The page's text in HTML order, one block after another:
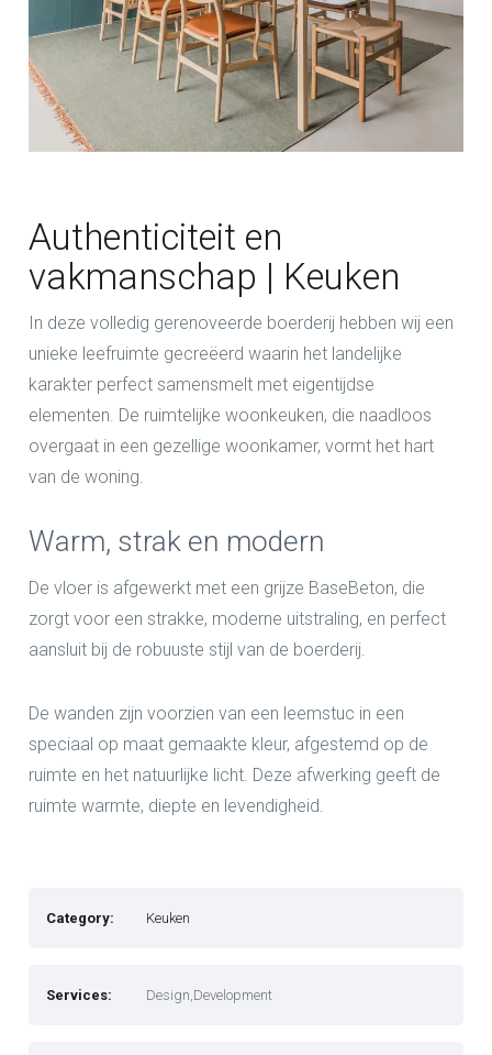
Authenticiteit en
vakmanschap | Keuken
In deze volledig gerenoveerde boerderij hebben wij een
unieke leefruimte gecreëerd waarin het landelijke
karakter perfect samensmelt met eigentijdse
elementen. De ruimtelijke woonkeuken, die naadloos
overgaat in een gezellige woonkamer, vormt het hart
van de woning.
Warm, strak en modern
De vloer is afgewerkt met een grijze BaseBeton, die
zorgt voor een strakke, moderne uitstraling, en perfect
aansluit bij de robuuste stijl van de boerderij.
De wanden zijn voorzien van een leemstuc in een
speciaal op maat gemaakte kleur, afgestemd op de
ruimte en het natuurlijke licht. Deze afwerking geeft de
ruimte warmte, diepte en levendigheid.
Category: Keuken
Services: Design,Development